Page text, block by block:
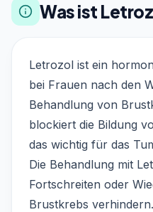
Was ist
Letrozol ist ein
bei Frauen nach den
Behandlung von
blockiert die Bildung
das wichtig für das
Die Behandlung mit
Fortschreiten oder
Brustkrebs